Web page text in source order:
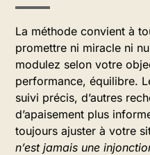
La méthode convient à
promettre ni miracle ni
modulez selon votre
performance, équilibre.
suivi précis, d’autres
d’apaisement plus
toujours ajuster à votre
n’est jamais une